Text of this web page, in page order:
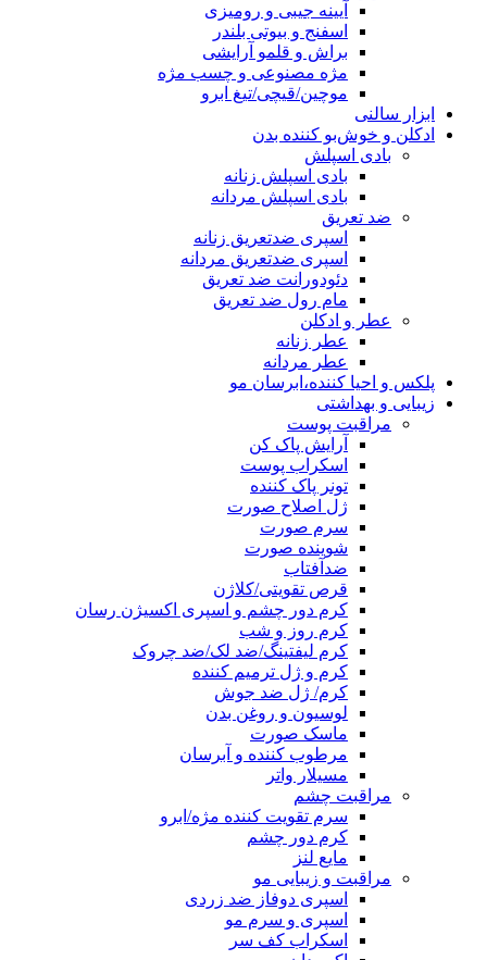
آیینه جیبی و رومیزی
اسفنج و بیوتی بلندر
براش و قلمو آرایشی
مژه مصنوعی و چسب مژه
موچین/قیچی/تیغ ابرو
ابزار سالنی
ادکلن و خوش‌بو کننده بدن
بادی اسپلش
بادی اسپلش زنانه
بادی اسپلش مردانه
ضد تعریق
اسپری ضدتعریق زنانه
اسپری ضدتعریق مردانه
دئودورانت ضد تعریق
مام رول ضد تعریق
عطر و ادکلن
عطر زنانه
عطر مردانه
پلکس و احیا کننده،ابرسان مو
زیبایی و بهداشتی
مراقبت پوست
آرایش پاک کن
اسکراب پوست
تونر پاک کننده
ژل اصلاح صورت
سرم صورت
شوینده صورت
ضدآفتاب
قرص تقویتی/کلاژن
کرم دور چشم و اسپری اکسیژن رسان
کرم روز و شب
کرم لیفتینگ/ضد لک/ضد چروک
کرم و ژل ترمیم کننده
کرم/ ژل ضد جوش
لوسیون و روغن بدن
ماسک صورت
مرطوب کننده و آبرسان
مسیلار واتر
مراقبت چشم
سرم تقویت کننده مژه/ابرو
کرم دور چشم
مایع لنز
مراقبت و زیبایی مو
اسپری دوفاز ضد زردی
اسپری و سرم مو
اسکراب کف سر